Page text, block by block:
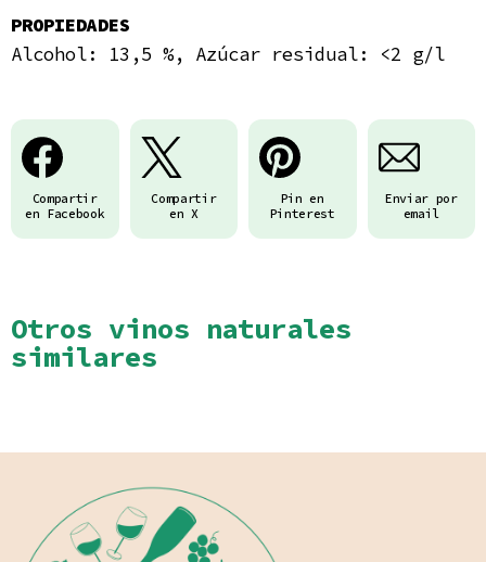
PROPIEDADES
Alcohol: 13,5 %, Azúcar residual: <2 g/l
Compartir
en Facebook
Compartir
en X
Pin en
Pinterest
Enviar por
email
Otros vinos naturales
similares